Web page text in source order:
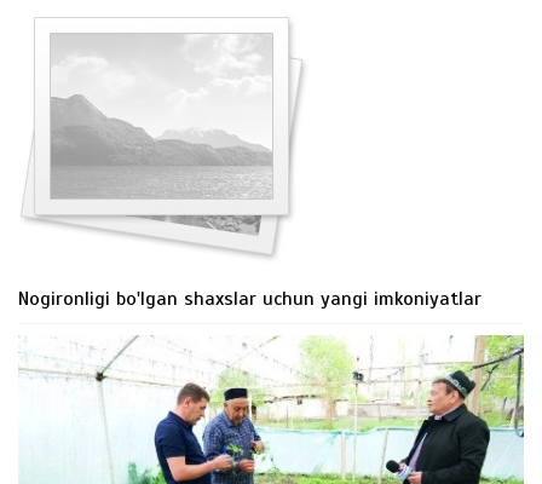
Nogironligi bo'lgan shaxslar uchun yangi imkoniyatlar